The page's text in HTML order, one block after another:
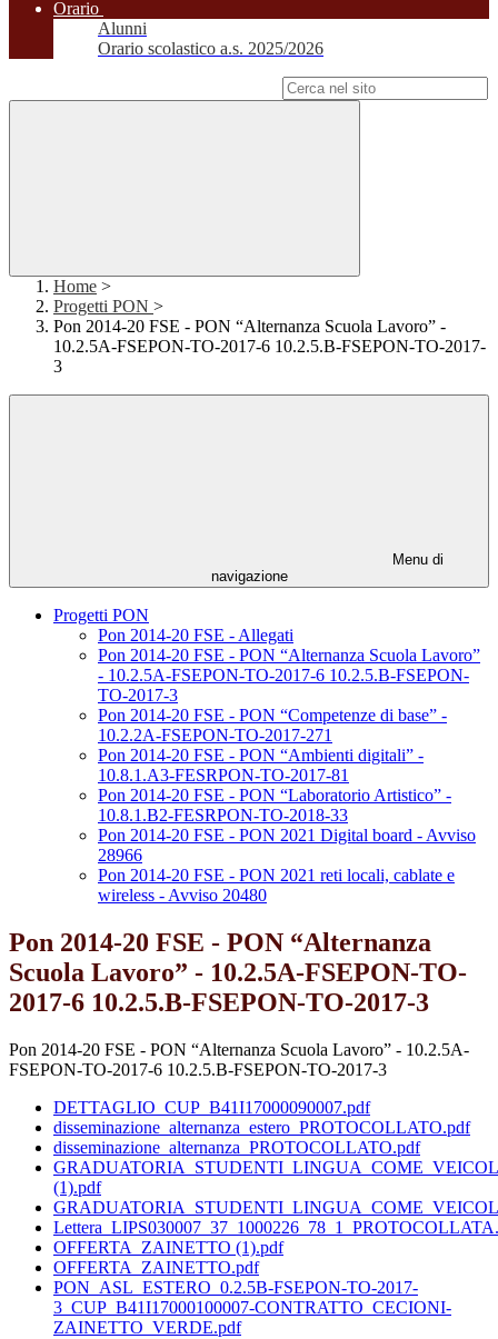
Orario
Alunni
Orario scolastico a.s. 2025/2026
Home >
Progetti PON >
Pon 2014-20 FSE - PON “Alternanza Scuola Lavoro” -
10.2.5A-FSEPON-TO-2017-6 10.2.5.B-FSEPON-TO-2017-
3
Menu di
navigazione
Progetti PON
Pon 2014-20 FSE - Allegati
Pon 2014-20 FSE - PON “Alternanza Scuola Lavoro”
- 10.2.5A-FSEPON-TO-2017-6 10.2.5.B-FSEPON-
TO-2017-3
Pon 2014-20 FSE - PON “Competenze di base” -
10.2.2A-FSEPON-TO-2017-271
Pon 2014-20 FSE - PON “Ambienti digitali” -
10.8.1.A3-FESRPON-TO-2017-81
Pon 2014-20 FSE - PON “Laboratorio Artistico” -
10.8.1.B2-FESRPON-TO-2018-33
Pon 2014-20 FSE - PON 2021 Digital board - Avviso
28966
Pon 2014-20 FSE - PON 2021 reti locali, cablate e
wireless - Avviso 20480
Pon 2014-20 FSE - PON “Alternanza
Scuola Lavoro” - 10.2.5A-FSEPON-TO-
2017-6 10.2.5.B-FSEPON-TO-2017-3
Pon 2014-20 FSE - PON “Alternanza Scuola Lavoro” - 10.2.5A-
FSEPON-TO-2017-6 10.2.5.B-FSEPON-TO-2017-3
DETTAGLIO_CUP_B41I17000090007.pdf
disseminazione_alternanza_estero_PROTOCOLLATO.pdf
disseminazione_alternanza_PROTOCOLLATO.pdf
(1).pdf
OFFERTA_ZAINETTO (1).pdf
OFFERTA_ZAINETTO.pdf
PON_ASL_ESTERO_0.2.5B-FSEPON-TO-2017-
3_CUP_B41I17000100007-CONTRATTO_CECIONI-
ZAINETTO_VERDE.pdf